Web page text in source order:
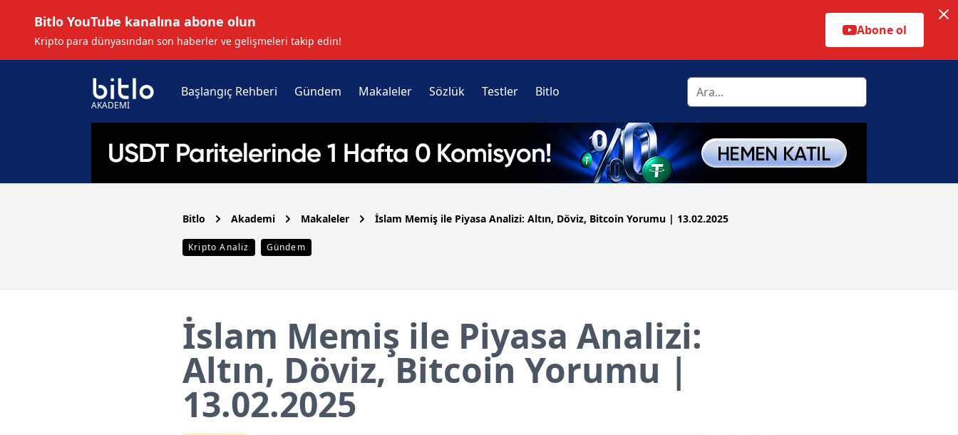
Bitlo YouTube kanalına abone olun
Kripto para dünyasından son haberler ve gelişmeleri takip edin!
Abone ol
AKADEMİ
Başlangıç Rehberi Gündem Makaleler Sözlük Testler Bitlo
Bitlo Akademi Makaleler İslam Memiş ile Piyasa Analizi: Altın, Döviz, Bitcoin Yorumu | 13.02.2025
Kripto Analiz Gündem
İslam Memiş ile Piyasa Analizi:
Altın, Döviz, Bitcoin Yorumu |
13.02.2025